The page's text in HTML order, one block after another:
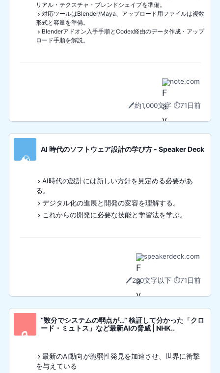
リアル・テクスチャ・ブレンドシェイプを準備。
対応ツールはBlender/Maya、アップロード用ファイルは複数
形式と容量を準備。
Blenderアドオン入手手順とCodex経由のデータ作成・アップ
ロード手順を解説。
note.com
🖊️約1,000文字⏱️71日前
🧠
AI 時代のソフトウェア設計の学び方 - Speaker Deck
AI時代の設計には新しい方針を見定める必要があ
る。
デジタル化の進展と開発の変容を理解する。
これからの開発に必要な技能と学習法を学ぶ。
speakerdeck.com
🖊️200文字以下⏱️71日前
🔒
“数分でシステムの弱点が…” 検証して分かった「クロ
ード・ミュトス」など最新AIの脅威 | NHK..
最新のAI動向が脆弱性発見を加速させ、世界に衝撃
を与えている